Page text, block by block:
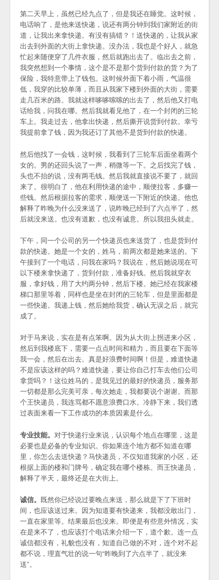
第二天早上，虽然已经九点了，但是我还在睡觉。这时候，
电话响了，是他来送快递，说还有两分钟到我们家附近的街
道，让我出来拿快递。有没有搞错？！送快递的，让我从家
出去到外面的大街上拿快递。没办法，我也是个好人，就急
忙起来随便穿了几件衣服，然后就跑出去了。临出去之前，
我突然想到一个事情，这个是不是那个货到付款的货？为了
保险，我特意带上了钱包。这时候外面下着小雨，气温很
低，我穿的比较单薄，而且从我家下楼到外面的大街，需要
走几百米的路。我就这样哆哆嗦嗦的出去了，然后他又打电
话给我，问我在哪。然后我就看见他了，在一个封闭的三轮
车上。我走过去，他拿出快递，然后撕开说货到付款。幸亏
我提前拿了钱，因为我还订了其他不是货到付款的快递。
然后他找了一会钱，这时候，我看到了三轮车后面坐着两个
女的。男的还回头说了一声，稍微等一下。之后找完了钱，
头也不抬的说，没有两毛钱。然后我就直接说不要了，就回
来了。很明白了，他在利用快递的途中，顺便拉客，多赚一
些钱。然后根据拉客的需求，顺便送一下附近的快递。他也
解释了昨晚为什么没来送了，说昨晚已经到了六点半了，然
后就没来送。也没有道歉，也没有诚意。所以我扭头就走。
下午，同一个公司的另一个快递员也来送货了，也是货到付
款的快递。她是一个女的，姓马，前两次都是她来送的。下
午接到了一个电话，问我在家吗？我说在，然后她说现在可
以下楼来拿快递了，货到付款，准备好钱。然后我就穿衣
服，拿好钱，用了大约两分钟，然后下楼。她已经在我家楼
梯口那里等着，同样也是坐在封闭的三轮车，但是里面都是
一些快递。我递上钱，然后她给我货，确认无误之后，就完
成了。
对于马来说，实在是有点笨啊。因为从大街上拐进来小区，
然后到我楼底下，需要一点点时间和精力，而且要在下面等
我一会，然后在出去。真是好浪费时间啊！但是，难道快递
不是应该这样的吗？难道快递，要让你自己打车去他们公司
拿货吗？！这位姓马的，是我见过的最好的快递员，服务那
一切都是那么完美可亲，每次她走，我都要说个谢谢。而那
个王快递员，我连骂都不愿意浪费口水。冷静下来，我们透
过表面来看一下工作成功的本质因素是什么。
专业技能。 对于快递行业来说，认识每个地点在哪里，这是
必要也是必备的专业知识。你如果连个地方都不知道在哪
里，你怎么去送快递？马快递员，不仅知道我家的小区，还
根据上面的楼和门牌号，确定我在哪个楼栋。而王快递员，
解释了半天，最终还是在大街上。
诚信。 既然你已经说过要晚点来送，那么就是下了下班时
间，也应该送过来。因为知道要有快递来，我都没敢出门，
一直在家里等。结果最后也没来。即便是有些意外情况，实
在是来不了，也应该打个电话来介绍一下，道个歉。连一点
诚信都没有，礼貌也没有，知道自己做的不对，连个对不起
都不说，理直气壮的说一句“昨晚到了六点半了，就没来
送”。